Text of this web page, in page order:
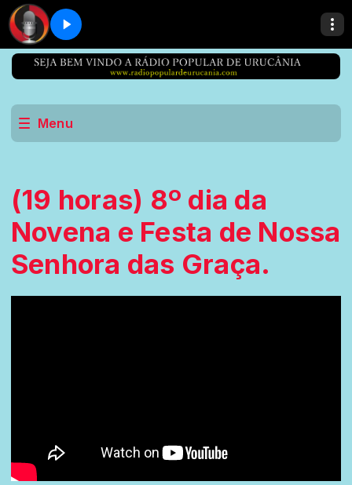
Menu
(19 horas) 8º dia da
Novena e Festa de Nossa
Senhora das Graça.